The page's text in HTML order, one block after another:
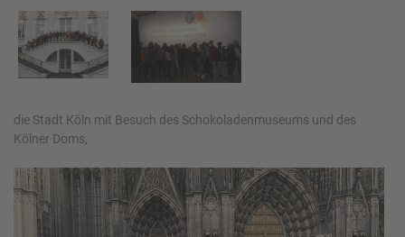
die Stadt Köln mit Besuch des Schokoladenmuseums und des
Kölner Doms,